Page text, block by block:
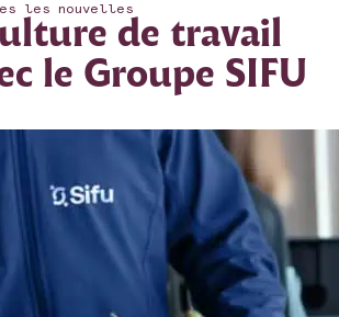
les nouvelles
de travail
le Groupe SIFU